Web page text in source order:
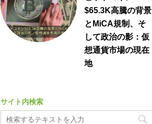
$65.3K高騰の背景
とMiCA規制、そ
して政治の影：仮
想通貨市場の現在
地
サイト内検索